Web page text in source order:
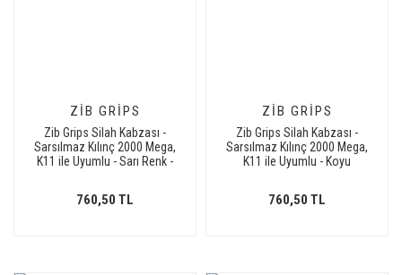
ZIB GRIPS
Zib Grips Silah Kabzası -
Sarsılmaz Kılınç 2000 Mega,
K11 ile Uyumlu - Sarı Renk -
760,50 TL
ZIB GRIPS
Zib Grips Silah Kabzası -
Sarsılmaz Kılınç 2000 Mega,
K11 ile Uyumlu - Koyu
760,50 TL